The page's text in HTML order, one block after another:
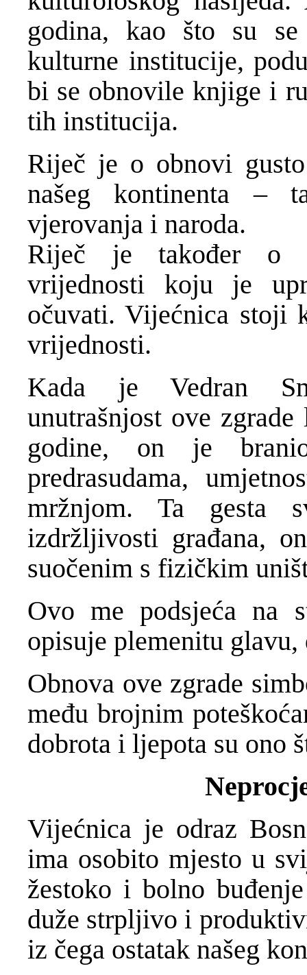
godina, kao što su
kulturne institucije,
bi se obnovile knjige i
tih institucija.
Riječ je o obnovi
našeg kontinenta –
vjerovanja i naroda.
Riječ je također o
vrijednosti koju je
očuvati. Vijećnica stoji
vrijednosti.
Kada je Vedran
unutrašnjost ove
godine, on je
predrasudama,
mržnjom. Ta gesta
izdržljivosti građana,
suočenim s fizičkim
Ovo me podsjeća na
opisuje plemenitu glavu,
Obnova ove zgrade
među brojnim
dobrota i ljepota su ono
Vijećnica je odraz
ima osobito mjesto u
žestoko i bolno
duže strpljivo i
iz čega ostatak našeg